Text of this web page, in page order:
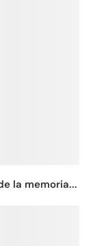
la memoria...